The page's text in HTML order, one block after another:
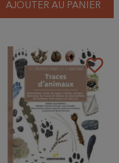
AJOUTER AU PANIER
favorite_border